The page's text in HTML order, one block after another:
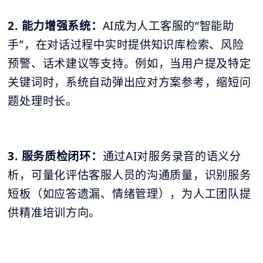
2. 能力增强系统： AI成为人工客服的“智能助
手”，在对话过程中实时提供知识库检索、风险
预警、话术建议等支持。例如，当用户提及特定
关键词时，系统自动弹出应对方案参考，缩短问
题处理时长。
3. 服务质检闭环： 通过AI对服务录音的语义分
析，可量化评估客服人员的沟通质量，识别服务
短板（如应答遗漏、情绪管理），为人工团队提
供精准培训方向。